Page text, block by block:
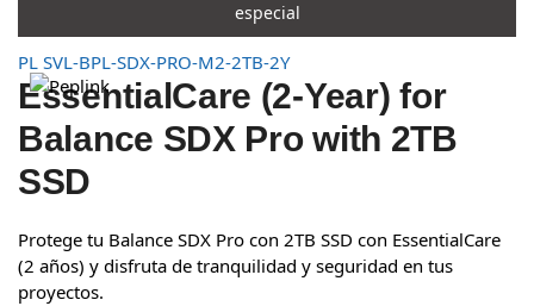
especial
PL SVL-BPL-SDX-PRO-M2-2TB-2Y
EssentialCare (2-Year) for
Balance SDX Pro with 2TB
SSD
Protege tu Balance SDX Pro con 2TB SSD con EssentialCare
(2 años) y disfruta de tranquilidad y seguridad en tus
proyectos.